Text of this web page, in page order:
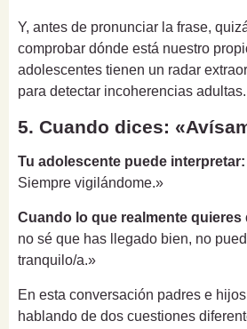
Y, antes de pronunciar la frase,
comprobar dónde está nuestro
adolescentes tienen un radar
para detectar incoherencias adultas.
5. Cuando dices:
Tu adolescente puede interpretar:
Siempre vigilándome.»
Cuando lo que realmente quieres
no sé que has llegado bien, no
tranquilo/a.»
En esta conversación padres e
hablando de dos cuestiones